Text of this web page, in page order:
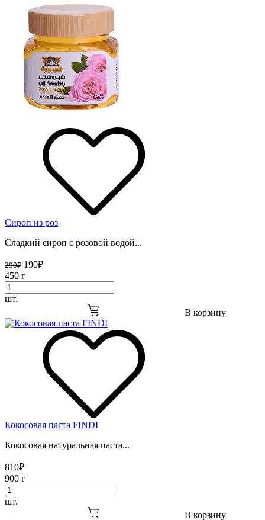
Сироп из роз
Сладкий сироп с розовой водой...
290₽ 190₽
450 г
шт.
В корзину
Кокосовая паста FINDI
Кокосовая натуральная паста...
810₽
900 г
шт.
В корзину